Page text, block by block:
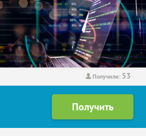
Получили: 53